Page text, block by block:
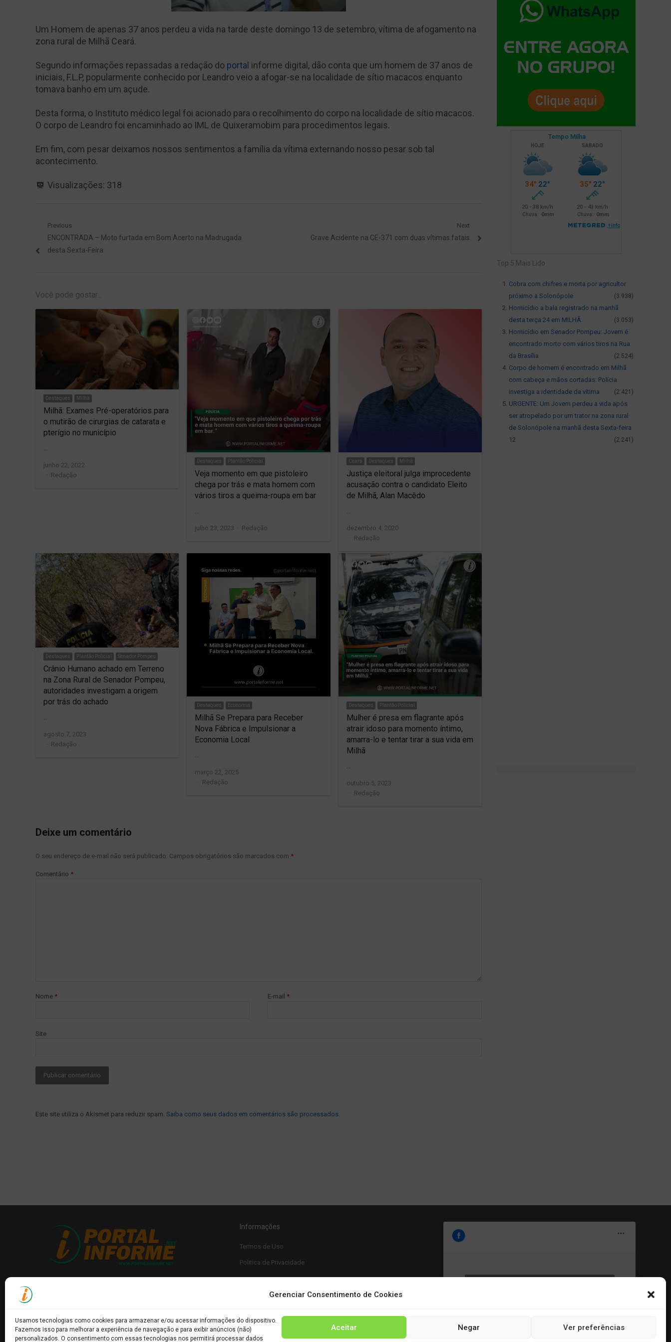
Gerenciar Consentimento de Cookies
Usamos tecnologias como cookies para armazenar e/ou acessar informações do dispositivo.
Fazemos isso para melhorar a experiência de navegação e para exibir anúncios (não)
personalizados. O consentimento com essas tecnologias nos permitirá processar dados
Aceitar Negar Ver preferências
Um Homem de apenas 37 anos perdeu a vida na tarde deste domingo 13 de setembro, vítima de afogamento na
zona rural de Milhã Ceará.
Segundo informações repassadas a redação do portal informe digital, dão conta que um homem de 37 anos de
iniciais, F.L.P, popularmente conhecido por Leandro veio a afogar-se na localidade de sítio macacos enquanto
tomava banho em um açude.
Desta forma, o Instituto médico legal foi acionado para o recolhimento do corpo na localidade de sítio macacos.
O corpo de Leandro foi encaminhado ao IML de Quixeramobim para procedimentos legais.
Em fim, com pesar deixamos nossos sentimentos a família da vítima externando nosso pesar sob tal
acontecimento.
Visualizações: 318
Navegação
de
Previous
Previous
post:
ENCONTRADA – Moto furtada em Bom Acerto na Madrugada
desta Sexta-Feira
Next
Next
Grave Acidente na CE-371 com duas vítimas fatais
Você pode gostar...
Destaques Milhã
Milhã: Exames Pré-operatórios para
o mutirão de cirurgias de catarata e
pterígio no município
…
junho 22, 2022
Author
Redação
Destaques Plantão Policial
Veja momento em que pistoleiro
chega por trás e mata homem com
vários tiros a queima-roupa em bar
…
julho 23, 2023 Author
Redação
Ceará Destaques Milhã
Justiça eleitoral julga improcedente
acusação contra o candidato Eleito
de Milhã, Alan Macêdo
…
dezembro 4, 2020
Author
Redação
Destaques Plantão Policial Senador Pompeu
Crânio Humano achado em Terreno
na Zona Rural de Senador Pompeu,
autoridades investigam a origem
por trás do achado
…
agosto 7, 2023
Author
Redação
Destaques Economia
Milhã Se Prepara para Receber
Nova Fábrica e Impulsionar a
Economia Local
…
março 22, 2025
Author
Redação
Destaques Plantão Policial
Mulher é presa em flagrante após
atrair idoso para momento íntimo,
amarra-lo e tentar tirar a sua vida em
Milhã
…
outubro 5, 2023
Author
Redação
Deixe um comentário
O seu endereço de e-mail não será publicado. Campos obrigatórios são marcados com *
Comentário *
Nome * E-mail *
Site
Este site utiliza o Akismet para reduzir spam. Saiba como seus dados em comentários são processados.
Top 5 Mais Lido
Cobra com chifres e morta por agricultor
próximo a Solonópole
(3.938)
Homicídio a bala registrado na manhã
desta terça 24 em MILHÃ.
(3.053)
Homicídio em Senador Pompeu: Jovem é
encontrado morto com vários tiros na Rua
da Brasília
(2.524)
Corpo de homem é encontrado em Milhã
com cabeça e mãos cortadas: Polícia
investiga a identidade da vítima
(2.421)
URGENTE: Um Jovem perdeu a vida após
ser atropelado por um trator na zona rural
de Solonópole na manhã desta Sexta-feira
12
(2.241)
Informações
Termos de Uso
Politica de Privacidade